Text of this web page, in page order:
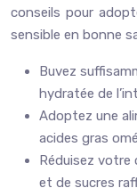
conseils pour
sensible en bonne
Buvez
hydratée de
Adoptez une
acides gras
Réduisez
et de sucres